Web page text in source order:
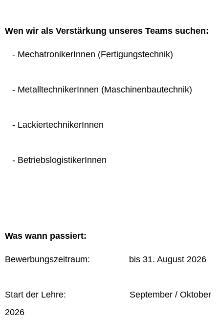
Wen wir als Verstärkung unseres Teams suchen:
- MechatronikerInnen (Fertigungstechnik)
- MetalltechnikerInnen (Maschinenbautechnik)
- LackiertechnikerInnen
- BetriebslogistikerInnen
Was wann passiert:
Bewerbungszeitraum: bis 31. August 2026
Start der Lehre: September / Oktober
2026